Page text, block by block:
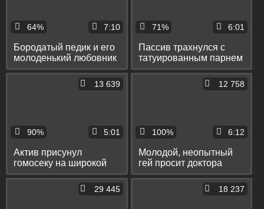
64% 7:10
Бородатый педик и его
молоденький любовник
доставляют
удовольствие друг
71% 6:01
Пассив трахнулся с
татуированным парнем
в зад и слизал сперму с
90%
13 639
5:01
Актив присунул
гомосеку на широкой
кровати и вылил
сперму ему на живот
100%
12 758
6:12
Молодой, неопытный
гей просит доктора
подрочить ему, чтоб
сдать сперму для
29 445 18 237